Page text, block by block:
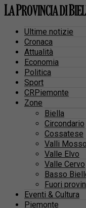
Ultime notizie
Cronaca
Attualità
Economia
Politica
Sport
CRPiemonte
Zone
Biella
Circondario
Cossatese
Valli
Valle Elvo
Valle Cervo
Basso
Fuori
Eventi & Cultura
Piemonte